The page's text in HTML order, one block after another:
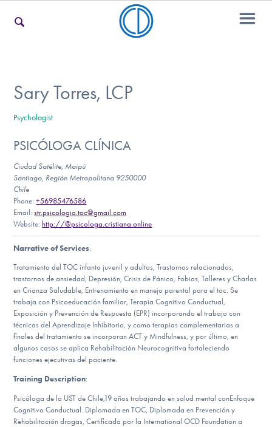
For Teens & Young Adults
For Professionals
Our Websites
DONATE
ESPAÑOL
Find Help
Learn More
Sary Torres, LCP
Psychologist
PSICÓLOGA CLÍNICA
Ciudad Satélite, Maipú
Santiago, Región Metropolitana 9250000
Chile
Phone:+56985476586
Email:str.psicologia.toc@gmail.com
Website:http://@psicologa.cristiana.online
Narrative of Services:
Tratamiento del TOC infanto juvenil y adultos, Trastornos relacionados,
trastornos de ansiedad, Depresión, Crisis de Pánico, Fobias, Talleres y Charlas
en Crianza Saludable, Entrenamiento en manejo parental para el toc. Se
trabaja con Psicoeducación familiar, Terapia Cognitivo Conductual,
Exposición y Prevención de Respuesta (EPR) incorporando el trabajo con
técnicas del Aprendizaje Inhibitorio, y como terapias complementarias a
finales del tratamiento se incorporan ACT y Mindfulness, y por último, en
algunos casos se aplica Rehabilitación Neurocognitiva fortaleciendo
funciones ejecutivas del paciente.
Training Description:
Psicóloga de la UST de Chile,19 años trabajando en salud mental conEnfoque
Cognitivo Conductual. Diplomada en TOC, Diplomada en Prevención y
Rehabilitación drogas, Certificada por la International OCD Foundation a